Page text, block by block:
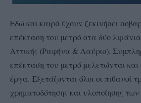
Εδώ και καιρό έχουν ξεκινήσει
επέκταση του μετρό στα δύο
Αττικής (Ραφήνα & Λαύριο).
επέκταση του μετρό μελετώνται και
έργα. Εξετάζονται όλοι οι πιθανοί
χρηματοδότησης και υλοποίησης